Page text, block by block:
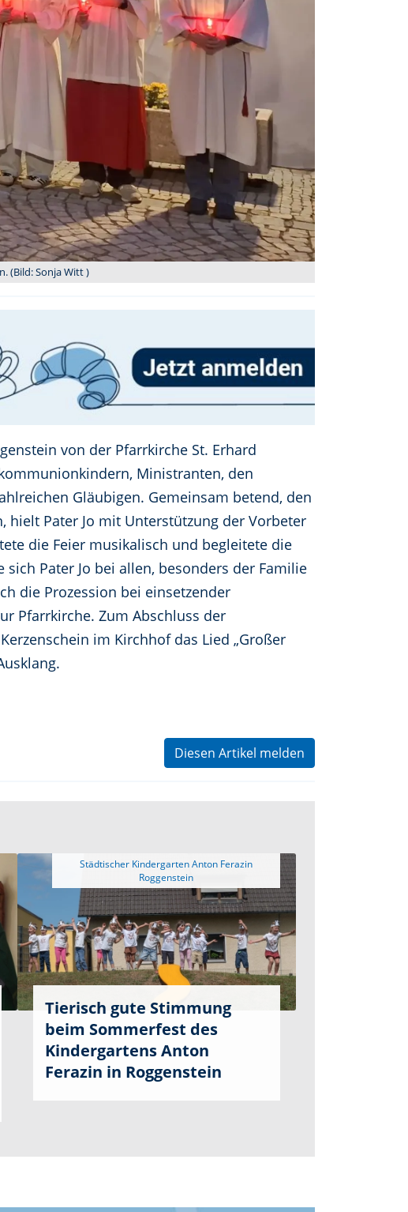
(Bild: Sonja Witt )
von der Pfarrkirche St. Erhard
Ministranten, den
Gläubigen. Gemeinsam betend, den
hielt Pater Jo mit Unterstützung der Vorbeter
die Feier musikalisch und begleitete die
Pater Jo bei allen, besonders der Familie
die Prozession bei einsetzender
Pfarrkirche. Zum Abschluss der
im Kirchhof das Lied „Großer
Diesen Artikel melden
Städtischer Kindergarten Anton Ferazin
Tierisch gute Stimmung
beim Sommerfest des
Kindergartens Anton
Ferazin in Roggenstein